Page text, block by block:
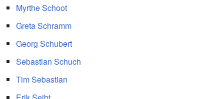
Myrthe Schoot
Greta Schramm
Georg Schubert
Sebastian Schuch
Tim Sebastian